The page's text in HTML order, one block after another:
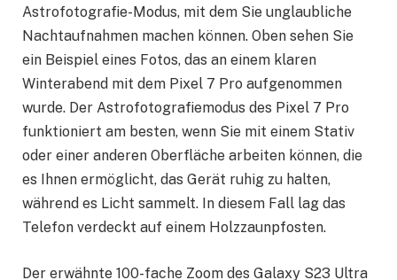
Astrofotografie-Modus, mit dem Sie unglaubliche
Nachtaufnahmen machen können. Oben sehen Sie
ein Beispiel eines Fotos, das an einem klaren
Winterabend mit dem Pixel 7 Pro aufgenommen
wurde. Der Astrofotografiemodus des Pixel 7 Pro
funktioniert am besten, wenn Sie mit einem Stativ
oder einer anderen Oberfläche arbeiten können, die
es Ihnen ermöglicht, das Gerät ruhig zu halten,
während es Licht sammelt. In diesem Fall lag das
Telefon verdeckt auf einem Holzzaunpfosten.
Der erwähnte 100-fache Zoom des Galaxy S23 Ultra